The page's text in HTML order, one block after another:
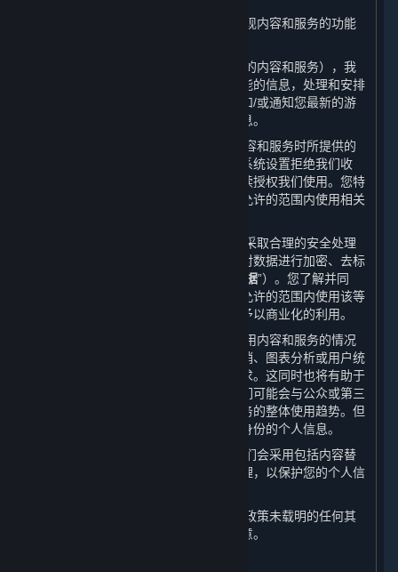
（一） 我们会根据本政策的规定并为实现内容和服务的功能
（二） 根据收集的数据（包括您所订购的内容和服务），我
们会通知您有关更新或升级的服务和功能的信息，处理和安排
您所需的客户支持、技术咨询或问题，和/或通知您最新的游
戏更新、竞赛、促销信息、特殊活动信息。
（三） 请您注意，就您在使用我们的内容和服务时所提供的
所有个人信息，除非被您删除或您通过系统设置拒绝我们收
集，否则您将被视为在使用平台期间持续授权我们使用。您特
此同意，我们和我们的合作伙伴在法律允许的范围内使用相关
（四） 在收集您的个人信息后，我们会采取合理的安全处理
措施来保护信息的安全性，例如，通过对数据进行加密、去标
已处理数据”）。您了解并同
意，我们和我们的合作伙伴有权在法律允许的范围内使用该等
已处理数据并对用户数据库进行分析并予以商业化的利用。
（五） 我们和我们的合作伙伴会对您使用内容和服务的情况
进行统计，将这些统计信息用于市场营销、图表分析或用户统
计中，以使内容和服务更加符合您的需求。这同时也将有助于
我们更好地理解和服务我们的用户。我们可能会与公众或第三
方共享这些统计信息，以展示内容和服务的整体使用趋势。但
这些统计信息不包含任何可用来识别您身份的个人信息。
（六） 当我们展示您的个人信息时，我们会采用包括内容替
换、假名等方式对您的个人信息进行处理，以保护您的个人信
（七） 当我们要将您的个人信息用于本政策未载明的任何其
他用途时，我们会再次征求您的授权同意。